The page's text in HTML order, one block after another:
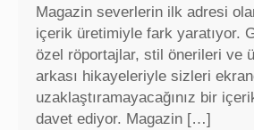
Magazin severlerin ilk adresi
içerik üretimiyle fark yaratıyor.
özel röportajlar, stil önerileri ve
arkası hikayeleriyle sizleri
uzaklaştıramayacağınız bir
davet ediyor. Magazin […]